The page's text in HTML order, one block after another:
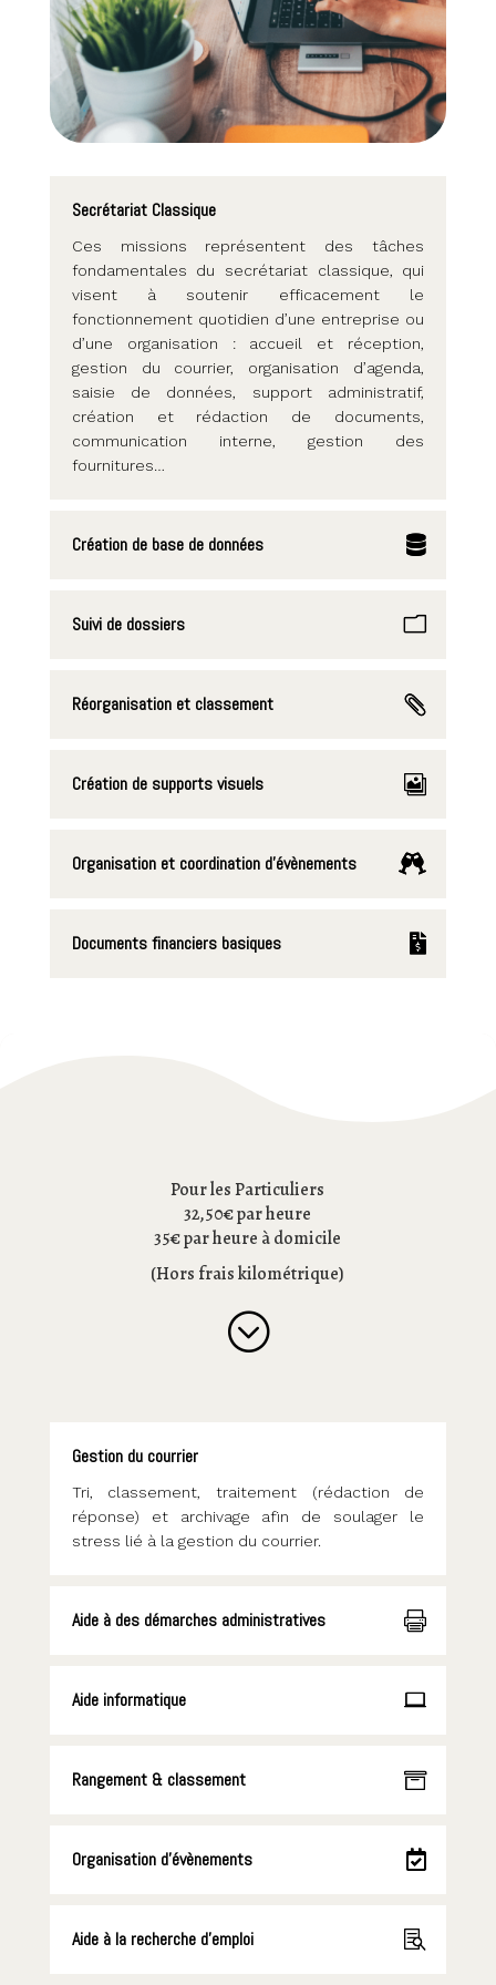
Secrétariat Classique
Ces missions représentent des tâches
fondamentales du secrétariat classique, qui
visent à soutenir efficacement le
fonctionnement quotidien d’une entreprise ou
d’une organisation : accueil et réception,
gestion du courrier, organisation d’agenda,
saisie de données, support administratif,
création et rédaction de documents,
communication interne, gestion des
fournitures…
Création de base de données
Suivi de dossiers
Réorganisation et classement
Création de supports visuels
Organisation et coordination d'évènements
Documents financiers basiques
Pour les Particuliers
32,50€ par heure
35€ par heure à domicile
(Hors frais kilométrique)
;
Gestion du courrier
Tri, classement, traitement (rédaction de
réponse) et archivage afin de soulager le
stress lié à la gestion du courrier.
Aide à des démarches administratives
Aide informatique
Rangement & classement
Organisation d’évènements
Aide à la recherche d'emploi